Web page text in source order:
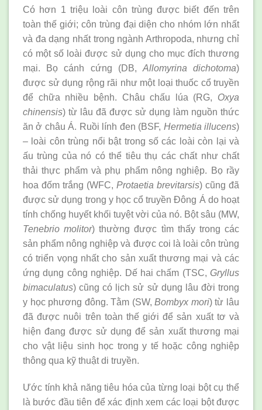
Có hơn 1 triệu loài côn trùng được biết đến trên
toàn thế giới; côn trùng đại diện cho nhóm lớn nhất
và đa dạng nhất trong ngành Arthropoda, nhưng chỉ
có một số loài được sử dụng cho mục đích thương
mại. Bọ cánh cứng (DB, Allomyrina dichotoma)
được sử dụng rộng rãi như một loại thuốc cổ truyền
để chữa nhiều bệnh. Châu chấu lúa (RG, Oxya
chinensis) từ lâu đã được sử dụng làm nguồn thức
ăn ở châu Á. Ruồi lính đen (BSF, Hermetia illucens)
– loài côn trùng nổi bật trong số các loài còn lại và
ấu trùng của nó có thể tiêu thụ các chất như chất
thải thực phẩm và phụ phẩm nông nghiệp. Bọ rầy
hoa đốm trắng (WFC, Protaetia brevitarsis) cũng đã
được sử dụng trong y học cổ truyền Đông Á do hoạt
tính chống huyết khối tuyệt vời của nó. Bột sâu (MW,
Tenebrio molitor) thường được tìm thấy trong các
sản phẩm nông nghiệp và được coi là loài côn trùng
có triển vọng nhất cho sản xuất thương mại và các
ứng dụng công nghiệp. Dế hai chấm (TSC, Gryllus
bimaculatus) cũng có lịch sử sử dụng lâu đời trong
y học phương đông. Tằm (SW,Bombyx mori) từ lâu
đã được nuôi trên toàn thế giới để sản xuất tơ và
hiện đang được sử dụng để sản xuất thương mại
cho vật liệu sinh học trong y tế hoặc công nghiệp
thông qua kỹ thuật di truyền.
Ước tính khả năng tiêu hóa của từng loại bột cụ thể
là bước đầu tiên để xác định xem các loại bột được